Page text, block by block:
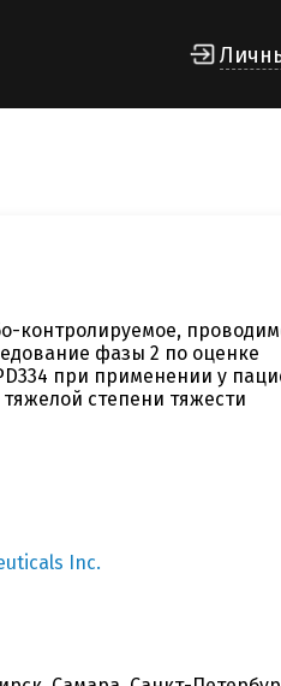
контролируемое,
фазы 2 по оценке
при применении у
степени тяжести
Inc.